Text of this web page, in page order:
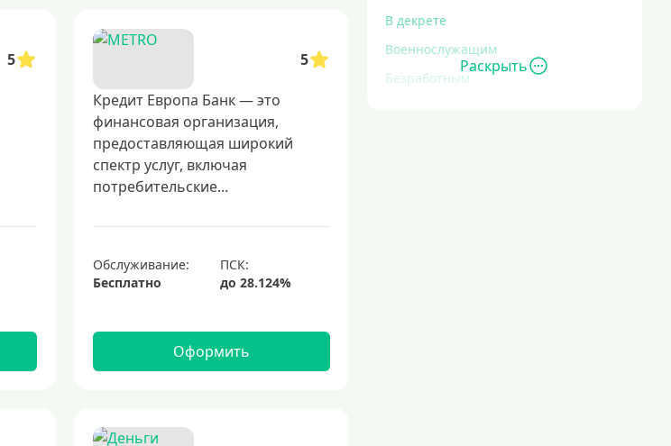
В декрете
Военнослужащим
Безработным
Раскрыть
5 5
Кредит Европа Банк — это
финансовая организация,
предоставляющая широкий
спектр услуг, включая
потребительские...
Обслуживание:
Бесплатно
Оформить